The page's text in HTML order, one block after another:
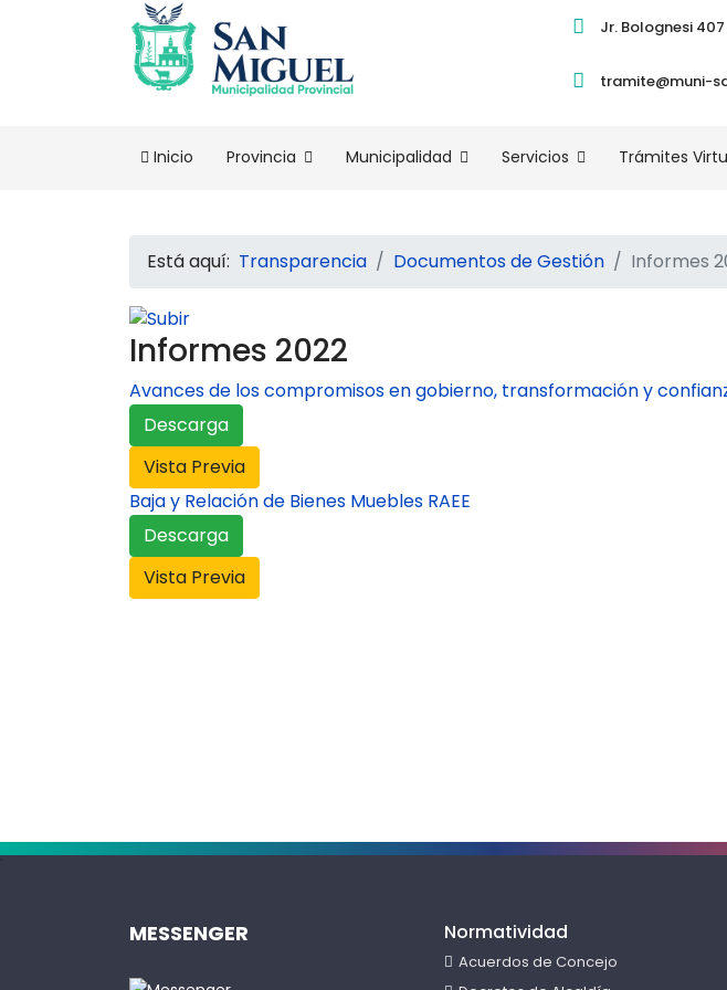
Jr. Bolognesi
tramite@muni-
Inicio Provincia Municipalidad Servicios Trámites
Está aquí: Transparencia Documentos de Gestión Informes
Informes 2022
Avances de los compromisos en gobierno, transformación y
Descarga
Vista Previa
Baja y Relación de Bienes Muebles RAEE
Descarga
Vista Previa
.
MESSENGER Normatividad
Acuerdos de Concejo